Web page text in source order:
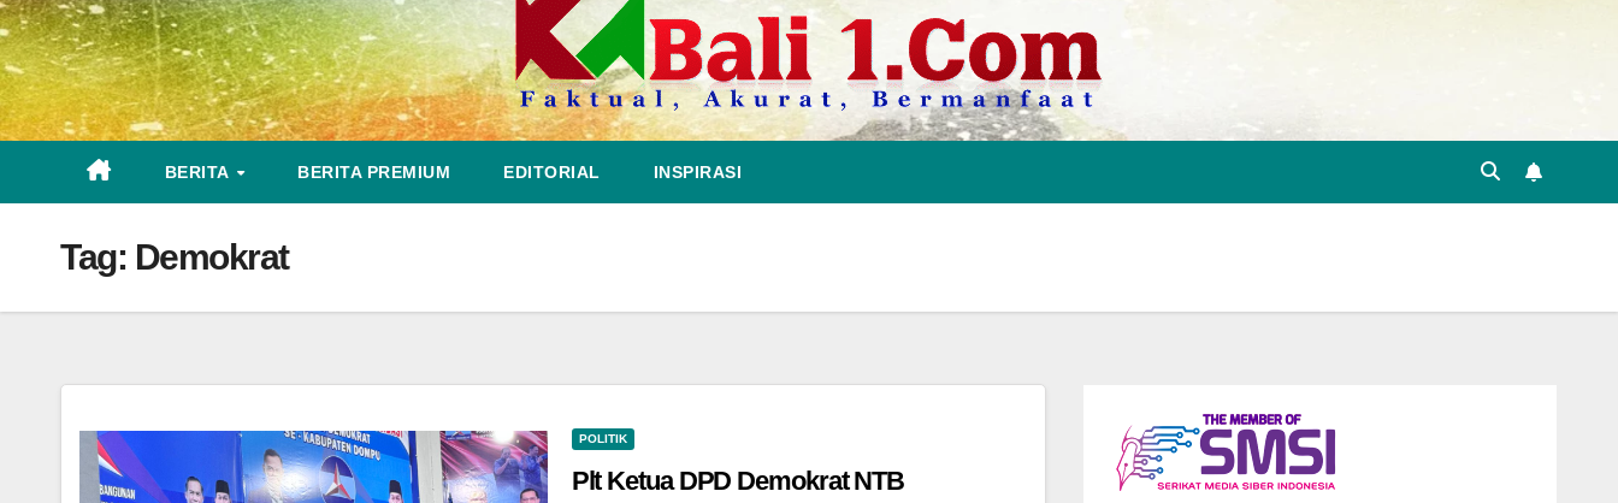
BERITA BERITA PREMIUM EDITORIAL INSPIRASI
Tag: Demokrat
POLITIK
Plt Ketua DPD Demokrat NTB